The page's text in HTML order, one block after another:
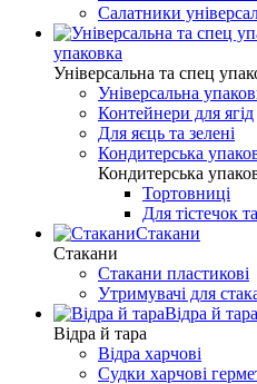
Салатники
упаковка
Універсальна та спец
Універсальна
Контейнери для ягід
Для яєць та зелені
Кондитерська
Кондитерська
Тортовниці
Для тістечок
Стакани
Стакани
Стакани пластикові
Утримувачі для
Відра й тара
Відра й тара
Відра харчові
Судки харчові